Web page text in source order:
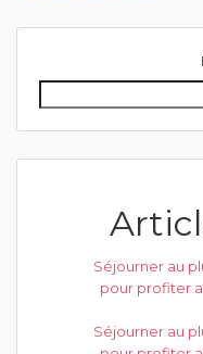
Séjourner au
pour profiter
Séjourner au